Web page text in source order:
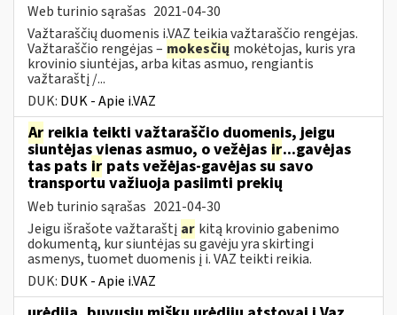
Web turinio sąrašas 2021-04-30
Važtaraščių duomenis i.VAZ teikia važtaraščio rengėjas.
Važtaraščio rengėjas – mokesčių mokėtojas, kuris yra
krovinio siuntėjas, arba kitas asmuo, rengiantis
važtaraštį /...
DUK: DUK - Apie i.VAZ
Ar reikia teikti važtaraščio duomenis, jeigu
siuntėjas vienas asmuo, o vežėjas ir...gavėjas
tas pats ir pats vežėjas-gavėjas su savo
transportu važiuoja pasiimti prekių
Web turinio sąrašas 2021-04-30
Jeigu išrašote važtaraštį ar kitą krovinio gabenimo
dokumentą, kur siuntėjas su gavėju yra skirtingi
asmenys, tuomet duomenis į i. VAZ teikti reikia.
DUK: DUK - Apie i.VAZ